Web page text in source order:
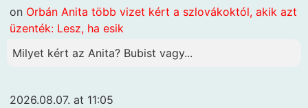
on Orbán Anita több vizet kért a szlovákoktól, akik azt
üzenték: Lesz, ha esik
Milyet kért az Anita? Bubist vagy...
2026.08.07. at 11:05